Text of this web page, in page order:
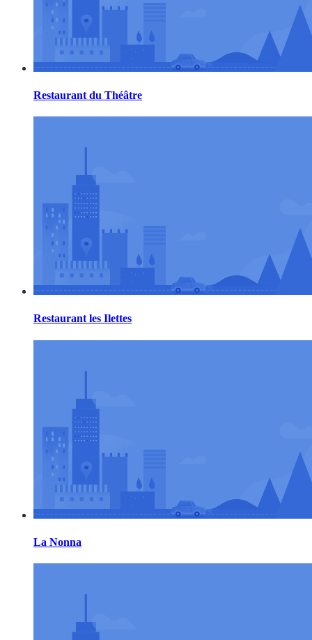
Restaurant du Théâtre
Restaurant les Ilettes
La Nonna